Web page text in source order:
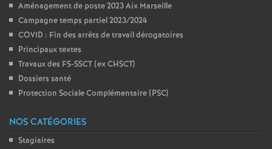
Aménagement de poste 2023 Aix Marseille
Campagne temps partiel 2023/2024
COVID : Fin des arrêts de travail dérogatoires
Principaux textes
Travaux des FS-SSCT (ex CHSCT)
Dossiers santé
Protection Sociale Complémentaire (PSC)
NOS CATÉGORIES
Stagiaires